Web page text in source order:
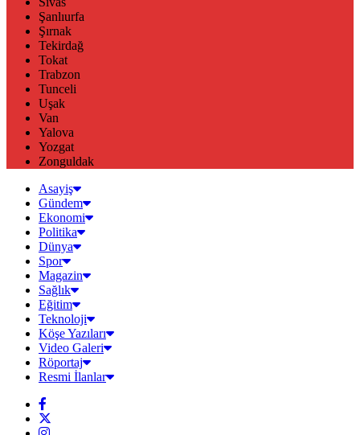
Şanlıurfa
Şırnak
Tekirdağ
Tokat
Trabzon
Tunceli
Uşak
Van
Yalova
Yozgat
Zonguldak
Asayiş
Gündem
Ekonomi
Politika
Dünya
Spor
Magazin
Sağlık
Eğitim
Teknoloji
Köşe Yazıları
Video Galeri
Röportaj
Resmi İlanlar